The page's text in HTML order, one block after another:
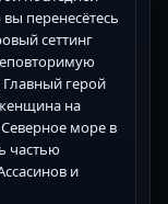
перенесётесь
сеттинг
герой
на
море в
частью
и